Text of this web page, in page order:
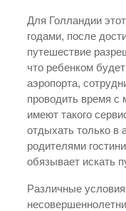
Для Голландии
годами, после
путешествие
что ребенком
аэропорта,
проводить время
имеют такого
отдыхать только в
родителями
обязывает искать
Различные